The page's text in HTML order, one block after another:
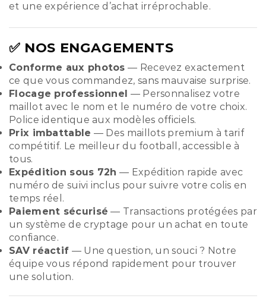
et une expérience d’achat irréprochable.
✅ NOS ENGAGEMENTS
Conforme aux photos — Recevez exactement
ce que vous commandez, sans mauvaise surprise.
Flocage professionnel — Personnalisez votre
maillot avec le nom et le numéro de votre choix.
Police identique aux modèles officiels.
Prix imbattable — Des maillots premium à tarif
compétitif. Le meilleur du football, accessible à
tous.
Expédition sous 72h — Expédition rapide avec
numéro de suivi inclus pour suivre votre colis en
temps réel.
Paiement sécurisé — Transactions protégées par
un système de cryptage pour un achat en toute
confiance.
SAV réactif — Une question, un souci ? Notre
équipe vous répond rapidement pour trouver
une solution.